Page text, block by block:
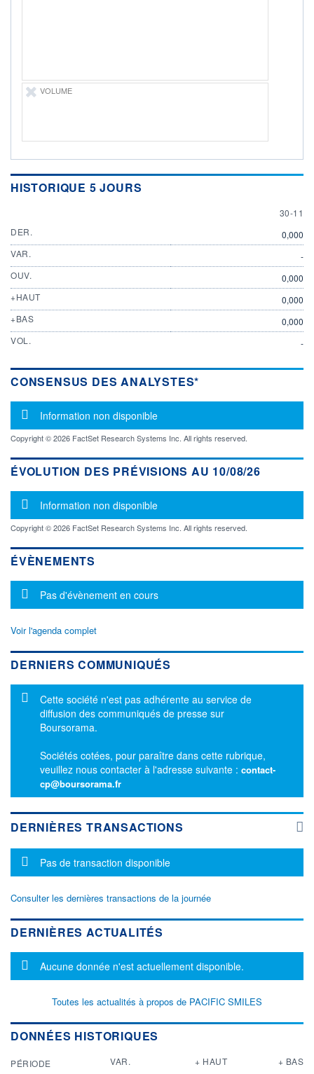
VOLUME
HISTORIQUE 5 JOURS
30
30-11
DER.
0,000
VAR.
-
OUV.
0,000
+HAUT
0,000
+BAS
0,000
VOL.
-
CONSENSUS DES ANALYSTES*
Message d'information
Information non disponible
Copyright © 2026 FactSet Research Systems Inc. All rights reserved.
ÉVOLUTION DES PRÉVISIONS AU 10/08/26
Message d'information
Information non disponible
Copyright © 2026 FactSet Research Systems Inc. All rights reserved.
ÉVÈNEMENTS
Message d'information
Pas d'évènement en cours
Voir l'agenda complet
DERNIERS COMMUNIQUÉS
Message d'information
Cette société n'est pas adhérente au service de
diffusion des communiqués de presse sur
Boursorama.
Sociétés cotées, pour paraître dans cette rubrique,
veuillez nous contacter à l'adresse suivante : contact-
cp@boursorama.fr
DERNIÈRES TRANSACTIONS
Message d'information
Pas de transaction disponible
Consulter les dernières transactions de la journée
DERNIÈRES ACTUALITÉS
Message d'information
Aucune donnée n'est actuellement disponible.
Toutes les actualités à propos de PACIFIC SMILES
DONNÉES HISTORIQUES
PÉRIODE VAR. + HAUT + BAS